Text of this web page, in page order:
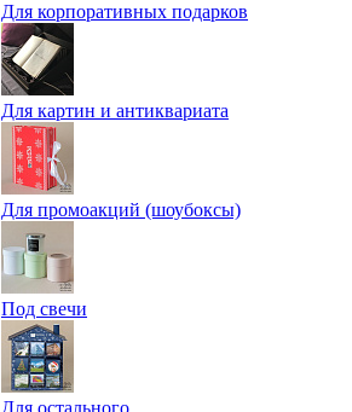
Для корпоративных подарков
Для картин и антиквариата
Для промоакций (шоубоксы)
Под свечи
Для остального